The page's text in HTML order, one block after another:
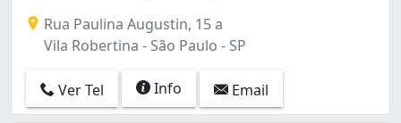
Rua Paulina Augustin, 15 a
Vila Robertina - São Paulo - SP
Ver Tel Info Email